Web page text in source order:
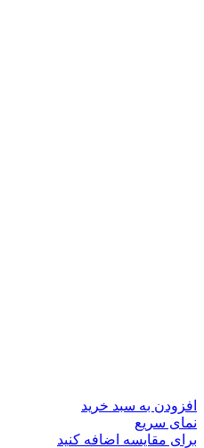
افزودن به سبد خرید
نمای سریع
برای مقایسه اضافه کنید